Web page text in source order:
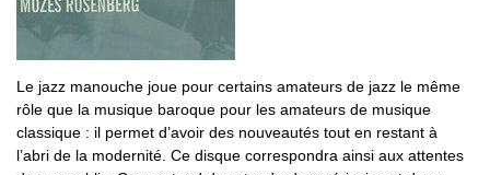
Le jazz manouche joue pour certains amateurs de jazz le même
rôle que la musique baroque pour les amateurs de musique
classique : il permet d’avoir des nouveautés tout en restant à
l’abri de la modernité. Ce disque correspondra ainsi aux attentes